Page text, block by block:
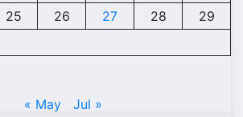
25 26 27 28
29
« May Jul »